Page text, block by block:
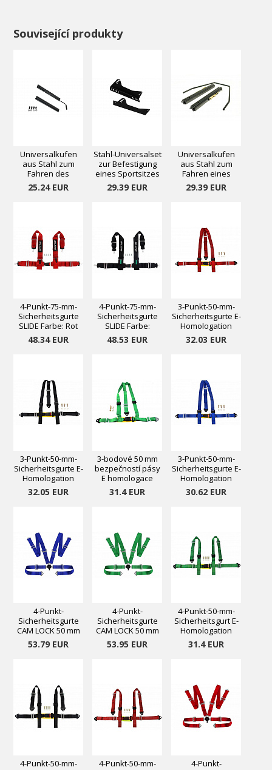
Související produkty
Universalkufen
aus Stahl zum
Fahren des
Sportsitzes II
25.24 EUR
Stahl-Universalset
zur Befestigung
eines Sportsitzes
2
29.39 EUR
Universalkufen
aus Stahl zum
Fahren eines
Sportsitzes
29.39 EUR
4-Punkt-75-mm-
Sicherheitsgurte
SLIDE Farbe: Rot
48.34 EUR
4-Punkt-75-mm-
Sicherheitsgurte
SLIDE Farbe:
Schwarz
48.53 EUR
3-Punkt-50-mm-
Sicherheitsgurte E-
Homologation
Farbe: Rot
32.03 EUR
3-Punkt-50-mm-
Sicherheitsgurte E-
Homologation
Farbe: Schwarz
32.05 EUR
3-bodové 50 mm
bezpečností pásy
E homologace
Barva: zelená
31.4 EUR
3-Punkt-50-mm-
Sicherheitsgurte E-
Homologation
Farbe: Blau
30.62 EUR
4-Punkt-
Sicherheitsgurte
CAM LOCK 50 mm
blau
53.79 EUR
4-Punkt-
Sicherheitsgurte
CAM LOCK 50 mm
grün
53.95 EUR
4-Punkt-50-mm-
Sicherheitsgurt E-
Homologation
grün
31.4 EUR
4-Punkt-50-mm-
4-Punkt-50-mm-
4-Punkt-